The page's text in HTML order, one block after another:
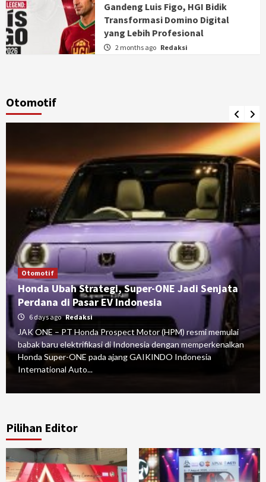
Gandeng Luis Figo, HGI Bidik
Transformasi Domino Digital
yang Lebih Profesional
2 months ago Redaksi
Otomotif
Otomotif
Honda Ubah Strategi, Super-ONE Jadi Senjata
Perdana di Pasar EV Indonesia
6 days ago Redaksi
JAK ONE – PT Honda Prospect Motor (HPM) resmi memulai
babak baru elektrifikasi di Indonesia dengan memperkenalkan
Honda Super-ONE pada ajang GAIKINDO Indonesia
International Auto...
Pilihan Editor